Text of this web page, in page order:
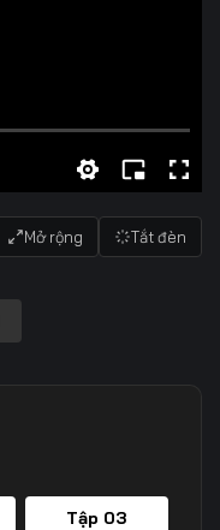
Mở rộng Tắt đèn
Tập 03